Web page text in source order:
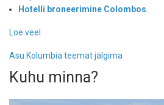
Hotelli broneerimine Colombos
Loe veel
Asu Kolumbia teemat jälgima
Kuhu minna?